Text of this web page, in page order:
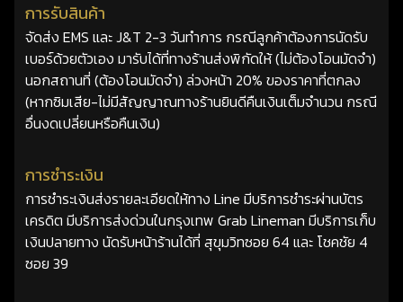
การรับสินค้า
จัดส่ง EMS และ J&T 2-3 วันทำการ กรณีลูกค้าต้องการนัดรับ
เบอร์ด้วยตัวเอง มารับได้ที่ทางร้านส่งพิกัดให้ (ไม่ต้องโอนมัดจำ)
นอกสถานที่ (ต้องโอนมัดจำ) ล่วงหน้า 20% ของราคาที่ตกลง
(หากซิมเสีย-ไม่มีสัญญาณทางร้านยินดีคืนเงินเต็มจำนวน กรณี
อื่นงดเปลี่ยนหรือคืนเงิน)
การชำระเงิน
การชำระเงินส่งรายละเอียดให้ทาง Line มีบริการชำระผ่านบัตร
เครดิต มีบริการส่งด่วนในกรุงเทพ Grab Lineman มีบริการเก็บ
เงินปลายทาง นัดรับหน้าร้านได้ที่ สุขุมวิทซอย 64 และ โชคชัย 4
ซอย 39